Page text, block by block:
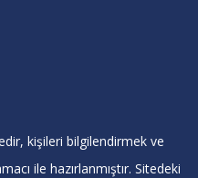
kişileri bilgilendirmek ve
ile hazırlanmıştır. Sitedeki